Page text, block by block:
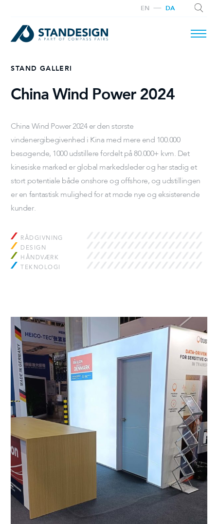
DA
EN
STAND GALLERI
China Wind Power 2024
China Wind Power 2024 er den største
vindenergibegivenhed i Kina med mere end 100.000
besøgende, 1000 udstillere fordelt på 80.000+ kvm. Det
kinesiske marked er global markedsleder og har stadig et
stort potentiale både onshore og offshore, og udstillingen
er en fantastisk mulighed for at møde nye og eksisterende
kunder.
RÅDGIVNING
DESIGN
HÅNDVÆRK
TEKNOLOGI